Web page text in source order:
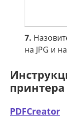
7.
на JPG и
принтера
PDFCreator